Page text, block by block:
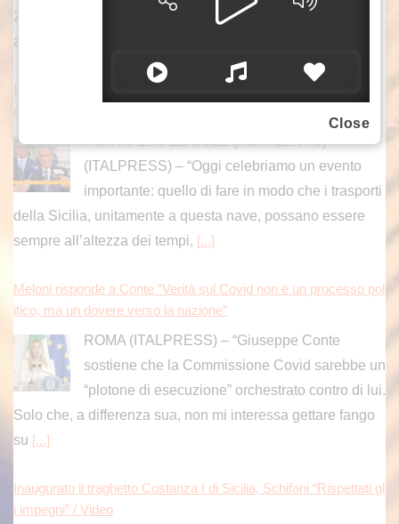
2026, sostenuta dall’aumento della produzione di
attrezzature intelligenti e di macchine utensili di
mpegni presi”
PORTO EMPEDOCLE (AGRIGENTO)
(ITALPRESS) – “Oggi celebriamo un evento
importante: quello di fare in modo che i trasporti
della Sicilia, unitamente a questa nave, possano essere
sempre all’altezza dei tempi, [...]
Meloni risponde a Conte “Verità sul Covid non è un processo pol
itico, ma un dovere verso la nazione”
ROMA (ITALPRESS) – “Giuseppe Conte
sostiene che la Commissione Covid sarebbe un
“plotone di esecuzione” orchestrato contro di lui.
Solo che, a differenza sua, non mi interessa gettare fango
su [...]
Inaugurato il traghetto Costanza I di Sicilia, Schifani “Rispettati gl
i impegni” / Video
Close